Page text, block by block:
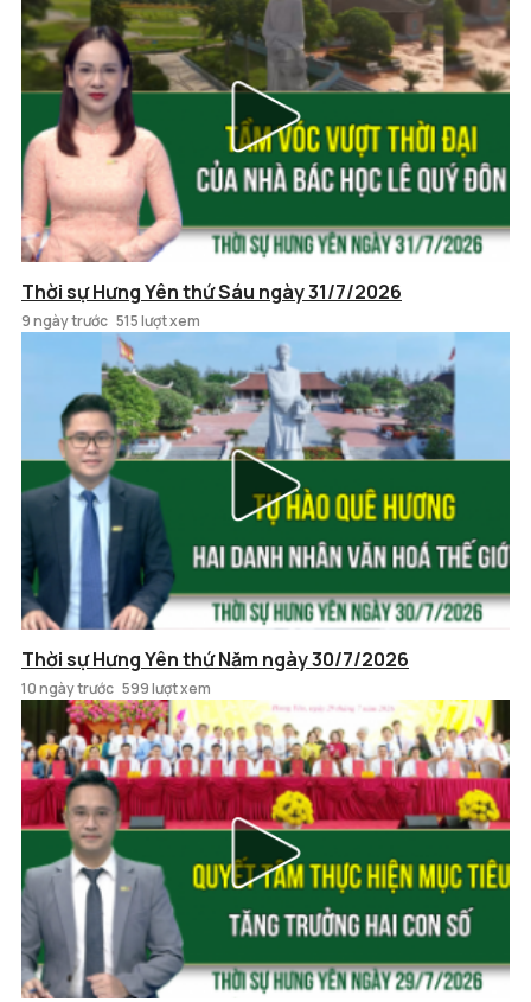
Thời sự Hưng Yên thứ Sáu ngày 31/7/2026
9 ngày trước 515 lượt xem
Thời sự Hưng Yên thứ Năm ngày 30/7/2026
10 ngày trước 599 lượt xem